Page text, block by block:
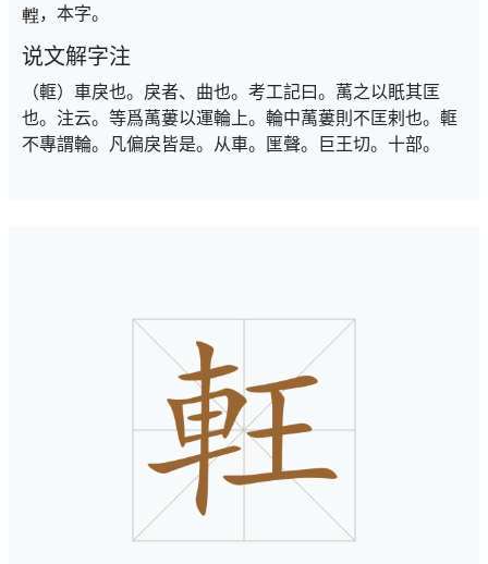
，本字。
说文解字注
（軭）車戾也。戾者、曲也。考工記曰。萭之以眂其匡
也。注云。等爲萭蔞以運輪上。輪中萭蔞則不匡剌也。軭
不專謂輪。凡偏戾皆是。从車。匩聲。巨王切。十部。